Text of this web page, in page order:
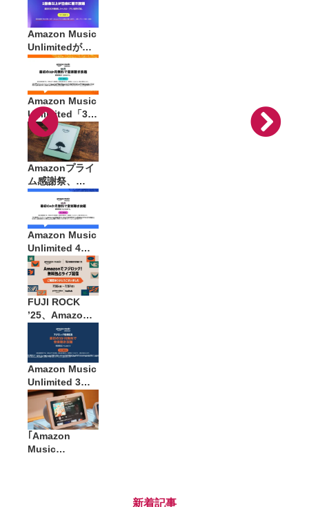
「Standard」
が静かに登場。
オーディオブッ
ク特典を省いた
値段据え置きの
新プラン
Amazon Music
Unlimitedが値
上げ。個人プラ
ンは月1,180
円、プライム会
員は月1,080円
に
Amazon Music
Unlimited「3ヶ
月無料キャンペ
ーン」開催中。
2026年1月9日
まで
Amazonプライ
ム感謝祭、
Kindleや
Audibleなど3
サービスが期間
限定で無料体験
キャンペーン
Amazon Music
Unlimited 4ヶ
月無料キャンペ
ーン開催中。プ
ライム感謝祭に
あわせて
FUJI ROCK
’25、Amazon
Music史上最多
視聴数の音楽フ
ェスに。
RADWIMPSが
同時アクセス1
位
Amazon Music
Unlimited 3ヶ
月無料キャンペ
ーン開催中。フ
ジロック配信を
記念
｢Amazon
Music
新着記事